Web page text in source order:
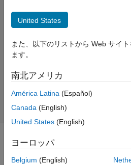
P
solvers
5 likes
A
United States
また、以下のリストから Web サイ
ます。
南北アメリカ
América Latina (Español)
Canada (English)
United States (English)
ヨーロッパ
Belgium (English)